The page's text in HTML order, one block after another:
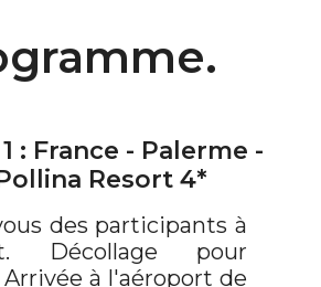
: France - Palerme -
Resort 4*
des participants à
Décollage pour
Arrivée à l'aéroport de